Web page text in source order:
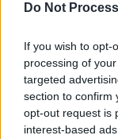
Do Not
If you wish to opt-
processing of
targeted
section to confirm
opt-out request is
interest-based
ταξίδεψε,
του, τη
συμμετάσχει
Εβδομάδας.
ΔΙΑΒΑΣΤΕ